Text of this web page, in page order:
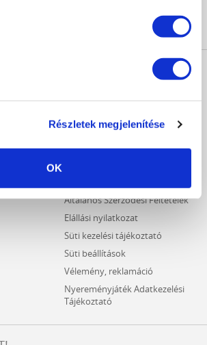
Részletek megjelenítése
OK
Vásárlói információk
Fizetési információk
Általános Szerződési Feltételek
Elállási nyilatkozat
Süti kezelési tájékoztató
Süti beállítások
Vélemény, reklamáció
Nyereményjáték Adatkezelési
Tájékoztató